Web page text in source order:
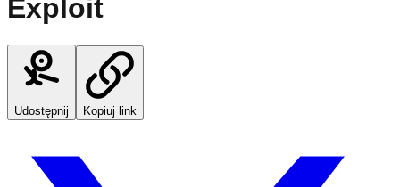
Exploit
Udostępnij Kopiuj link